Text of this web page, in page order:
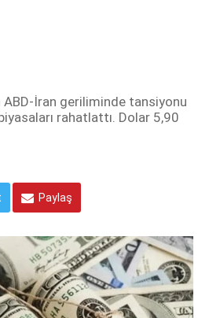
ABD-İran geriliminde tansiyonu
rahatlattı. Dolar 5,90
Paylaş